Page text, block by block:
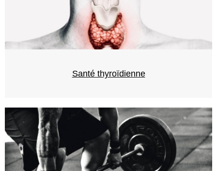
Santé thyroïdienne